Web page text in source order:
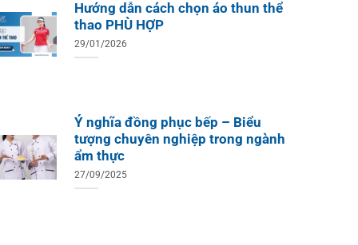
Hướng dẫn cách chọn áo thun thể
thao PHÙ HỢP
29/01/2026
Ý nghĩa đồng phục bếp – Biểu
tượng chuyên nghiệp trong ngành
ẩm thực
27/09/2025